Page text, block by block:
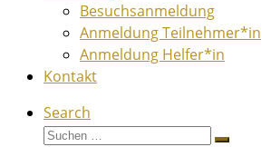
Besuchsanmeldung
Anmeldung Teilnehmer*in
Anmeldung Helfer*in
Kontakt
Search
Suche